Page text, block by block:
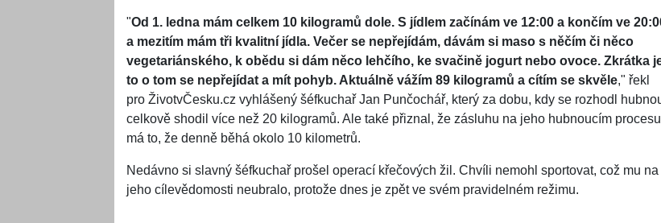
"Od 1. ledna mám celkem 10 kilogramů dole. S jídlem začínám ve 12:00 a končím ve
a mezitím mám tři kvalitní jídla. Večer se nepřejídám, dávám si maso s něčím či něco
vegetariánského, k obědu si dám něco lehčího, ke svačině jogurt nebo ovoce. Zkrátka
to o tom se nepřejídat a mít pohyb. Aktuálně vážím 89 kilogramů a cítím se skvěle," řekl
pro ŽivotvČesku.cz vyhlášený šéfkuchař Jan Punčochář, který za dobu, kdy se rozhodl
celkově shodil více než 20 kilogramů. Ale také přiznal, že zásluhu na jeho hubnoucím procesu
má to, že denně běhá okolo 10 kilometrů.
Nedávno si slavný šéfkuchař prošel operací křečových žil. Chvíli nemohl sportovat, což mu na
jeho cílevědomosti neubralo, protože dnes je zpět ve svém pravidelném režimu.